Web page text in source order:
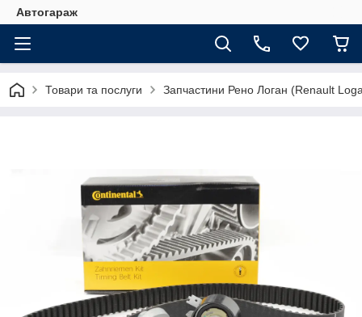
Автогараж
Товари та послуги Запчастини Рено Логан (Renault